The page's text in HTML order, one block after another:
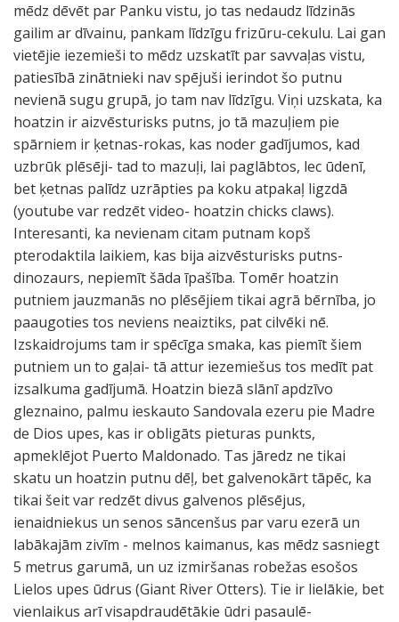
mēdz dēvēt par Panku vistu, jo tas nedaudz līdzinās
gailim ar dīvainu, pankam līdzīgu frizūru-cekulu. Lai gan
vietējie iezemieši to mēdz uzskatīt par savvaļas vistu,
patiesībā zinātnieki nav spējuši ierindot šo putnu
nevienā sugu grupā, jo tam nav līdzīgu. Viņi uzskata, ka
hoatzin ir aizvēsturisks putns, jo tā mazuļiem pie
spārniem ir ķetnas-rokas, kas noder gadījumos, kad
uzbrūk plēsēji- tad to mazuļi, lai paglābtos, lec ūdenī,
bet ķetnas palīdz uzrāpties pa koku atpakaļ ligzdā
(youtube var redzēt video- hoatzin chicks claws).
Interesanti, ka nevienam citam putnam kopš
pterodaktila laikiem, kas bija aizvēsturisks putns-
dinozaurs, nepiemīt šāda īpašība. Tomēr hoatzin
putniem jauzmanās no plēsējiem tikai agrā bērnība, jo
paaugoties tos neviens neaiztiks, pat cilvēki nē.
Izskaidrojums tam ir spēcīga smaka, kas piemīt šiem
putniem un to gaļai- tā attur iezemiešus tos medīt pat
izsalkuma gadījumā. Hoatzin biezā slānī apdzīvo
gleznaino, palmu ieskauto Sandovala ezeru pie Madre
de Dios upes, kas ir obligāts pieturas punkts,
apmeklējot Puerto Maldonado. Tas jāredz ne tikai
skatu un hoatzin putnu dēļ, bet galvenokārt tāpēc, ka
tikai šeit var redzēt divus galvenos plēsējus,
ienaidniekus un senos sāncenšus par varu ezerā un
labākajām zivīm - melnos kaimanus, kas mēdz sasniegt
5 metrus garumā, un uz izmiršanas robežas esošos
Lielos upes ūdrus (Giant River Otters). Tie ir lielākie, bet
vienlaikus arī visapdraudētākie ūdri pasaulē-